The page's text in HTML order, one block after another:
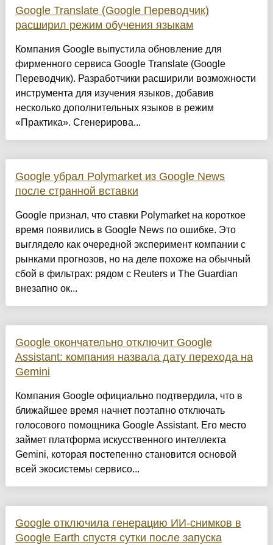
Google Translate (Google Переводчик)
расширил режим обучения языкам
Компания Google выпустила обновление для
фирменного сервиса Google Translate (Google
Переводчик). Разработчики расширили возможности
инструмента для изучения языков, добавив
несколько дополнительных языков в режим
«Практика». Сгенерирова...
Google убрал Polymarket из Google News
после странной вставки
Google признал, что ставки Polymarket на короткое
время появились в Google News по ошибке. Это
выглядело как очередной эксперимент компании с
рынками прогнозов, но на деле похоже на обычный
сбой в фильтрах: рядом с Reuters и The Guardian
внезапно ок...
Google окончательно отключит Google
Assistant: компания назвала дату перехода на
Gemini
Компания Google официально подтвердила, что в
ближайшее время начнет поэтапно отключать
голосового помощника Google Assistant. Его место
займет платформа искусственного интеллекта
Gemini, которая постепенно становится основой
всей экосистемы сервисо...
Google отключила генерацию ИИ-снимков в
Google Earth спустя сутки после запуска